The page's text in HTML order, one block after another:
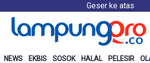
Geser ke atas
NEWS EKBIS SOSOK HALAL PELESIR